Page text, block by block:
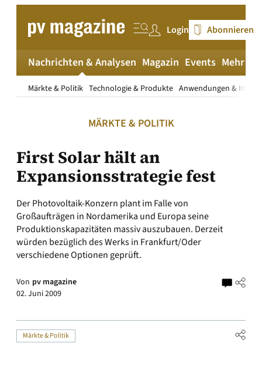
springen
Login Abonnieren
Nachrichten & Analysen
Märkte & Politik Technologie & Produkte Anwendungen &
Magazin Events Mehr
MÄRKTE & POLITIK
First Solar hält an
Expansionsstrategie fest
Der Photovoltaik-Konzern plant im Falle von
Großaufträgen in Nordamerika und Europa seine
Produktionskapazitäten massiv auszubauen. Derzeit
würden bezüglich des Werks in Frankfurt/Oder
verschiedene Optionen geprüft.
Von pv magazine
02. Juni 2009
Märkte & Politik